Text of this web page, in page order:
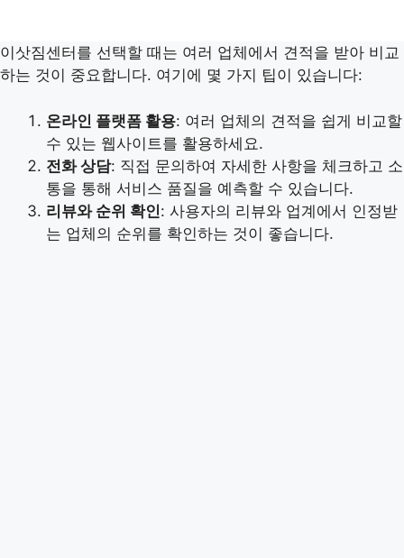
이삿짐센터를 선택할 때는 여러 업체에서 견적을 받아 비교
하는 것이 중요합니다. 여기에 몇 가지 팁이 있습니다:
온라인 플랫폼 활용: 여러 업체의 견적을 쉽게 비교할
수 있는 웹사이트를 활용하세요.
전화 상담: 직접 문의하여 자세한 사항을 체크하고 소
통을 통해 서비스 품질을 예측할 수 있습니다.
리뷰와 순위 확인: 사용자의 리뷰와 업계에서 인정받
는 업체의 순위를 확인하는 것이 좋습니다.